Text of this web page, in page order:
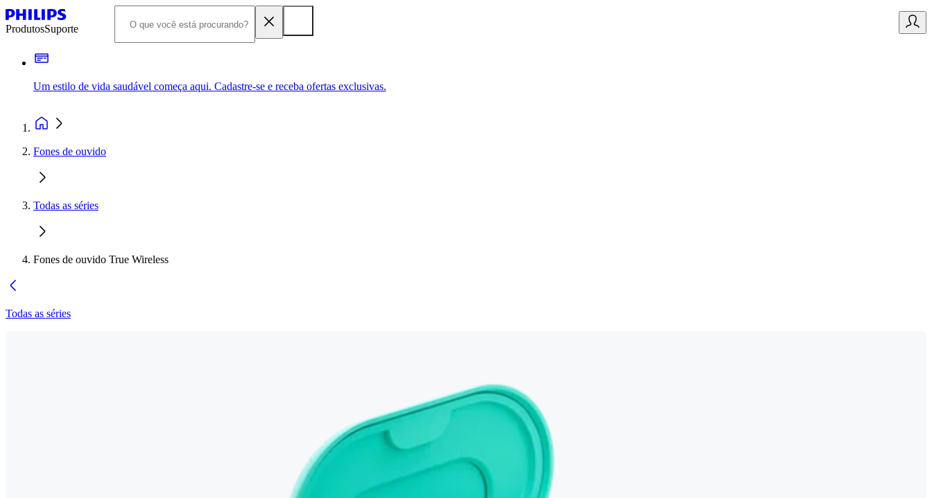
ProdutosSuporte
Um estilo de vida saudável começa aqui. Cadastre-se e receba ofertas exclusivas.
Fones de ouvido
Todas as séries
Fones de ouvido True Wireless
Todas as séries